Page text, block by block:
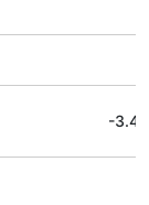
-3.48